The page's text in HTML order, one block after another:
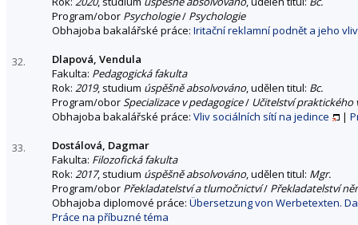
Program/obor Psychologie/ Psychologie
Obhajoba bakalářské práce: Iritační reklamní podnět a jeho
32.
Dlapová, Vendula
Fakulta: Pedagogická fakulta
Rok: 2019, studium úspěšně absolvováno, udělen titul: Bc.
Program/oborSpecializace v pedagogice/ Učitelství praktického
Obhajoba bakalářské práce: Vliv sociálních sítí na jedince |
33.
Dostálová, Dagmar
Fakulta: Filozofická fakulta
Rok: 2017, studium úspěšně absolvováno, udělen titul: Mgr.
Program/obor Překladatelství a tlumočnictví/ Překladatelství
Obhajoba diplomové práce: Übersetzung von Werbetexten.
Práce na příbuzné téma